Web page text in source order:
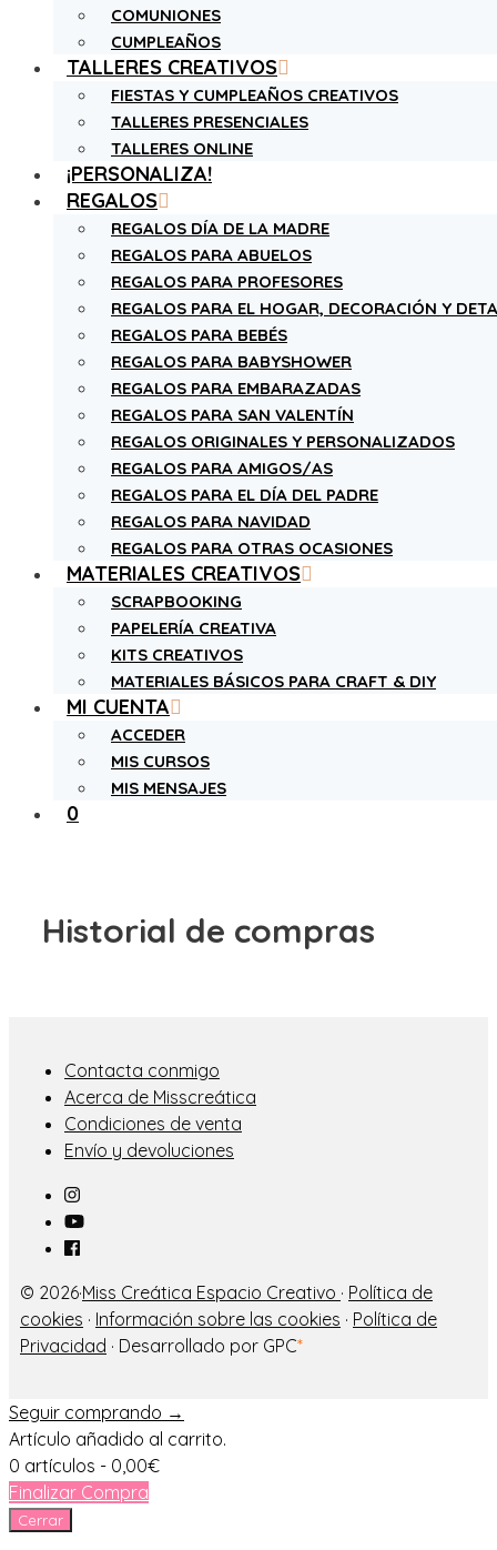
COMUNIONES
CUMPLEAÑOS
TALLERES CREATIVOS
FIESTAS Y CUMPLEAÑOS CREATIVOS
TALLERES PRESENCIALES
TALLERES ONLINE
¡PERSONALIZA!
REGALOS
REGALOS DÍA DE LA MADRE
REGALOS PARA ABUELOS
REGALOS PARA PROFESORES
REGALOS PARA EL HOGAR, DECORACIÓN Y
REGALOS PARA BEBÉS
REGALOS PARA BABYSHOWER
REGALOS PARA EMBARAZADAS
REGALOS PARA SAN VALENTÍN
REGALOS ORIGINALES Y PERSONALIZADOS
REGALOS PARA AMIGOS/AS
REGALOS PARA EL DÍA DEL PADRE
REGALOS PARA NAVIDAD
REGALOS PARA OTRAS OCASIONES
MATERIALES CREATIVOS
SCRAPBOOKING
PAPELERÍA CREATIVA
KITS CREATIVOS
MATERIALES BÁSICOS PARA CRAFT & DIY
MI CUENTA
ACCEDER
MIS CURSOS
MIS MENSAJES
0
Historial de compras
Contacta conmigo
Acerca de Misscreática
Condiciones de venta
Envío y devoluciones
© 2026·Miss Creática Espacio Creativo · Política de
cookies · Información sobre las cookies · Política de
Privacidad · Desarrollado por GPC*
Seguir comprando →
Artículo añadido al carrito.
0 artículos - 0,00€
Finalizar Compra
Cerrar